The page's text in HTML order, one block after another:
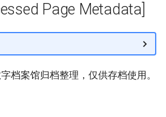
Page Metadata]
档案馆归档整理，仅供存档使用。